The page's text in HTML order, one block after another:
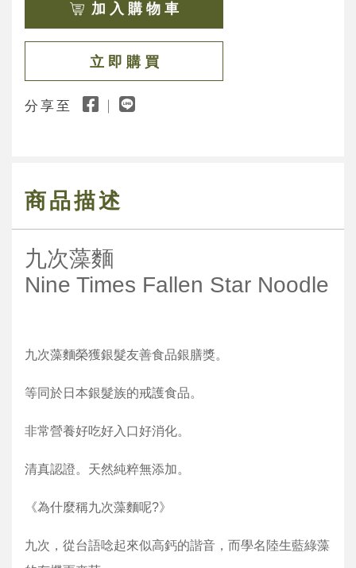
加 入 購 物 車
立 即 購 買
分享至
商品描述
九次藻麵
Nine Times Fallen Star Noodle
九次藻麵榮獲銀髮友善食品銀膳獎。
等同於日本銀髮族的戒護食品。
非常營養好吃好入口好消化。
清真認證。天然純粹無添加。
《為什麼稱九次藻麵呢?》
九次，從台語唸起來似高鈣的諧音，而學名陸生藍綠藻